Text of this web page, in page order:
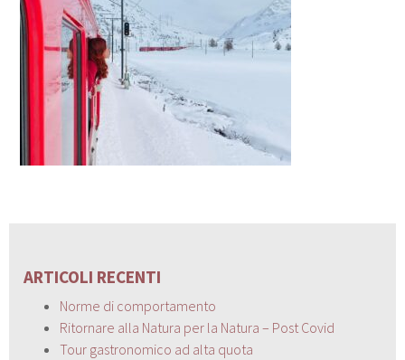
ARTICOLI RECENTI
Norme di comportamento
Ritornare alla Natura per la Natura – Post Covid
Tour gastronomico ad alta quota